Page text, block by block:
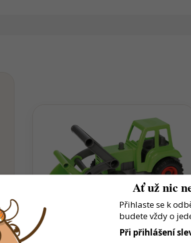
Ať už nic
Přihlaste se k
budete vždy o
Při přihlášení